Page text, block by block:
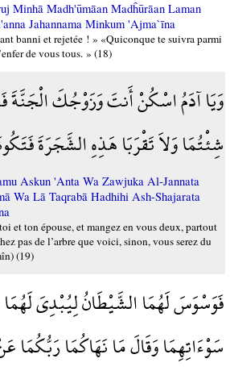
Minhā Madh'ūmāan Madĥūrāan Laman
Jahannama Minkum 'Ajma`īna
banni et rejetée ! » «Quiconque te suivra parmi
de vous tous. » (18)
وَيَا آدَمُ اسْكُنْ أَنتَ وَزَوْجُكَ
شِئْتُمَا وَلاَ تَقْرَبَا هَذِهِ الشَّجَرَةَ
Askun 'Anta Wa Zawjuka Al-Jannata
Wa Lā Taqrabā Hadhihi Ash-Shajarata
et ton épouse, et mangez en vous deux, partout
pas de l’arbre que voici, sinon, vous serez du
(19)
فَوَسْوَسَ لَهُمَا الشَّيْطَانُ لِيُبْدِيَ
سَوْءَاتِهِمَا وَقَالَ مَا نَهَاكُمَا رَبُّكُمَا